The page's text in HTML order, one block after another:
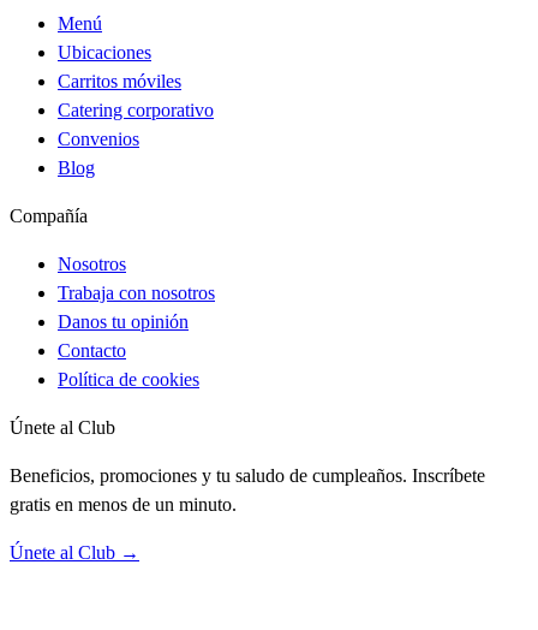
Menú
Ubicaciones
Carritos móviles
Catering corporativo
Convenios
Blog
Compañía
Nosotros
Trabaja con nosotros
Danos tu opinión
Contacto
Política de cookies
Únete al Club
Beneficios, promociones y tu saludo de cumpleaños. Inscríbete
gratis en menos de un minuto.
Únete al Club →